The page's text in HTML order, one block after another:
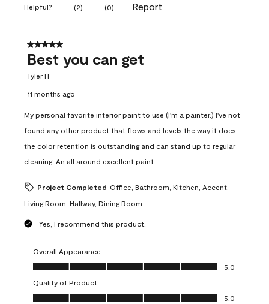
Helpful? (2) (0) Report
5 out of 5 stars.
Best you can get
Tyler H
11 months ago
My personal favorite interior paint to use (I'm a painter.) I've not
found any other product that flows and levels the way it does,
the color retention is outstanding and can stand up to regular
cleaning. An all around excellent paint.
Project Completed Office, Bathroom, Kitchen, Accent,
Living Room, Hallway, Dining Room
Yes, I recommend this product.
Overall Appearance
Overall Appearance, 5.0 out of 5
5.0
Quality of Product
Quality of Product, 5.0 out of 5
5.0